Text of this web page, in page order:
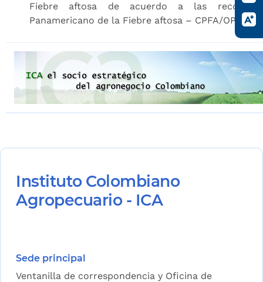
Fiebre aftosa de acuerdo a las
Panamericano de la Fiebre aftosa – CPFA/OPS-
Instituto Colombiano
Agropecuario - ICA
Sede principal
Ventanilla de correspondencia y Oficina de